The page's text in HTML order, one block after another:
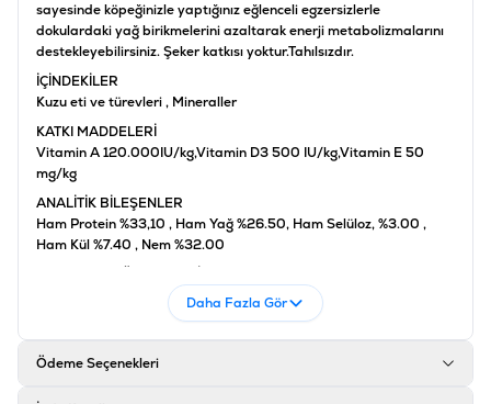
sayesinde köpeğinizle yaptığınız eğlenceli egzersizlerle
dokulardaki yağ birikmelerini azaltarak enerji metabolizmalarını
destekleyebilirsiniz. Şeker katkısı yoktur.Tahılsızdır.
İÇİNDEKİLER
Kuzu eti ve türevleri , Mineraller
KATKI MADDELERİ
Vitamin A 120.000IU/kg,Vitamin D3 500 IU/kg,Vitamin E 50
mg/kg
ANALİTİK BİLEŞENLER
Ham Protein %33,10 , Ham Yağ %26.50, Ham Selüloz, %3.00 ,
Ham Kül %7.40 , Nem %32.00
Oda sıcaklığında saklayınız.
Orta boy köpeklere günde 1- 2 çubuk verilir.
Ürün Filtreleri
Barkod
Daha Fazla Gör
Ödeme Seçenekleri